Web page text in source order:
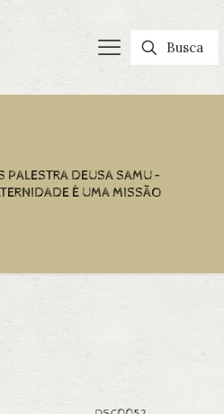
PALESTRA DEUSA SAMU –
É UMA MISSÃO